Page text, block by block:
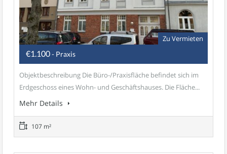
Zu Vermieten
€1.100- Praxis
Objektbeschreibung Die Büro-/Praxisfläche befindet sich im
Erdgeschoss eines Wohn- und Geschäftshauses. Die Fläche...
Mehr Details
107 m²